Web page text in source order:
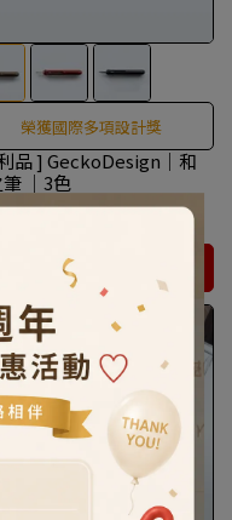
榮獲國際多項設計獎
品 ] GeckoDesign｜和
｜3色
カートに入れる
OFF